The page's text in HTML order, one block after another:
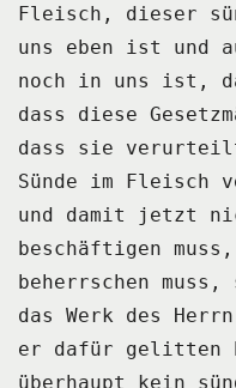
Fleisch, dieser
uns eben ist und
noch in uns ist,
dass diese
dass sie
Sünde im
und damit jetzt
beschäftigen muss,
beherrschen
das Werk des
er dafür gelitten
überhaupt kein